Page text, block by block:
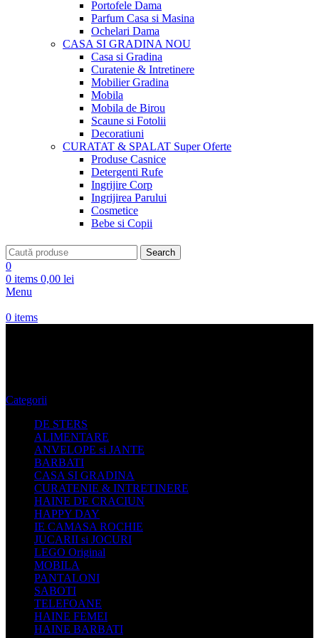
Portofele Dama
Parfum Casa si Masina
Ochelari Dama
CASA SI GRADINANOU
Casa si Gradina
Curatenie & Intretinere
Mobilier Gradina
Mobila
Mobila de Birou
Scaune si Fotolii
Decoratiuni
CURATAT & SPALAT Super Oferte
Produse Casnice
Detergenti Rufe
Ingrijire Corp
Ingrijirea Parului
Cosmetice
Bebe si Copii
Search
0
0 items 0,00 lei
Menu
0 items
Categorii
DE STERS
ALIMENTARE
ANVELOPE si JANTE
BARBATI
CASA SI GRADINA
CURATENIE & INTRETINERE
HAINE DE CRACIUN
HAPPY DAY
IE CAMASA ROCHIE
JUCARII si JOCURI
LEGO Original
MOBILA
PANTALONI
SABOTI
TELEFOANE
HAINE FEMEI
HAINE BARBATI